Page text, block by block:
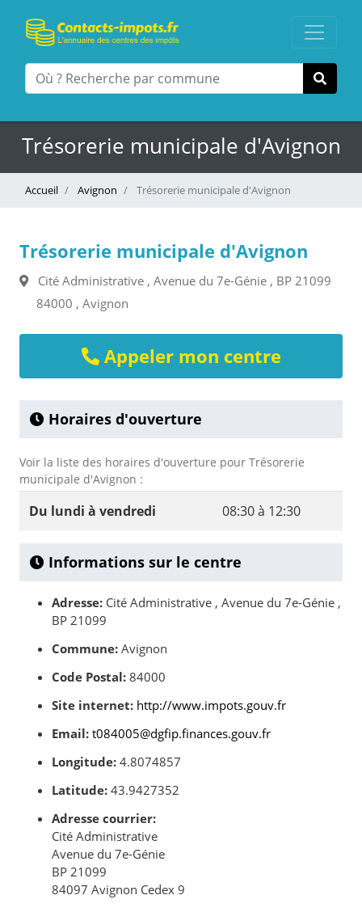
Trésorerie municipale d'Avignon
Accueil Avignon Trésorerie municipale d'Avignon
Trésorerie municipale d'Avignon
Cité Administrative , Avenue du 7e-Génie , BP 21099
84000 , Avignon
Appeler mon centre
Horaires d'ouverture
Voir la liste des horaires d'ouverture pour Trésorerie
municipale d'Avignon :
Du lundi à vendredi 08:30 à 12:30
Informations sur le centre
Adresse: Cité Administrative , Avenue du 7e-Génie ,
BP 21099
Commune: Avignon
Code Postal: 84000
Site internet: http://www.impots.gouv.fr
Email: t084005@dgfip.finances.gouv.fr
Longitude: 4.8074857
Latitude: 43.9427352
Adresse courrier:
Cité Administrative
Avenue du 7e-Génie
BP 21099
84097 Avignon Cedex 9